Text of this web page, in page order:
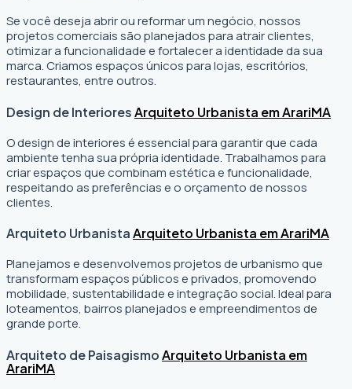
Se você deseja abrir ou reformar um negócio, nossos
projetos comerciais são planejados para atrair clientes,
otimizar a funcionalidade e fortalecer a identidade da sua
marca. Criamos espaços únicos para lojas, escritórios,
restaurantes, entre outros.
Design de InterioresArquiteto Urbanista em ArariMA
O design de interiores é essencial para garantir que cada
ambiente tenha sua própria identidade. Trabalhamos para
criar espaços que combinam estética e funcionalidade,
respeitando as preferências e o orçamento de nossos
clientes.
Arquiteto UrbanistaArquiteto Urbanista em ArariMA
Planejamos e desenvolvemos projetos de urbanismo que
transformam espaços públicos e privados, promovendo
mobilidade, sustentabilidade e integração social. Ideal para
loteamentos, bairros planejados e empreendimentos de
grande porte.
Arquiteto de PaisagismoArquiteto Urbanista em
ArariMA